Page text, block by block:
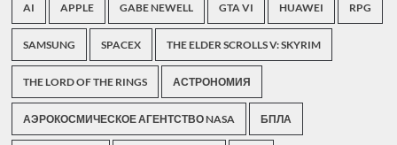
AI APPLE GABE NEWELL GTA VI HUAWEI RPG
SAMSUNG SPACEX THE ELDER SCROLLS V: SKYRIM
THE LORD OF THE RINGS АСТРОНОМИЯ
АЭРОКОСМИЧЕСКОЕ АГЕНТСТВО NASA БПЛА